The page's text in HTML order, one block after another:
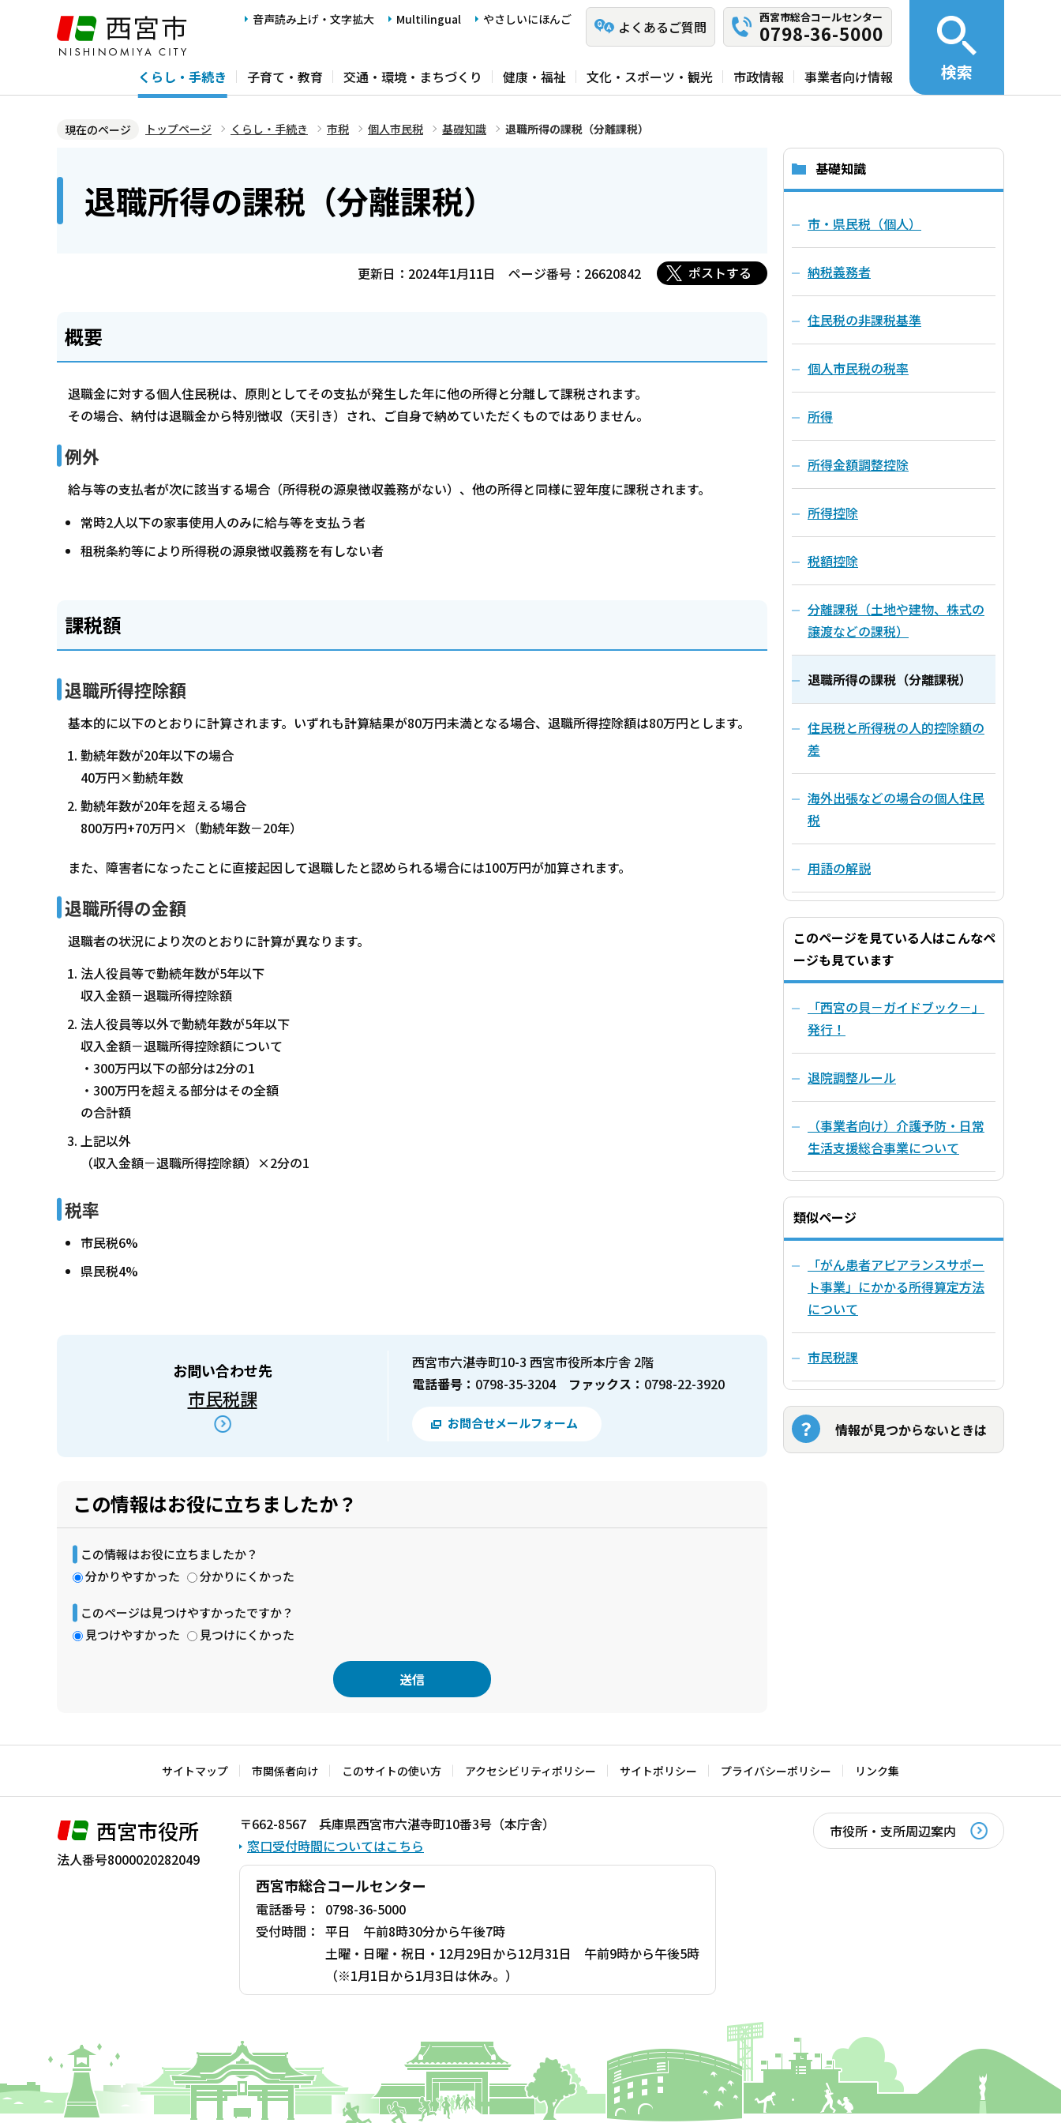
ジ
音声読み上げ・文字拡大 Multilingual やさしいにほんご よくあるご質問
西宮市総合コールセンター
0798-36-5000
くらし・手続き 子育て・教育 交通・環境・まちづくり 健康・福祉 文化・スポーツ・観光 市政情報 事業者向け情報 検索
現在のページ トップページ くらし・手続き 市税 個人市民税 基礎知識 退職所得の課税（分離課税）
退職所得の課税（分離課税）
更新日：2024年1月11日 ページ番号：26620842 ポストする
概要
退職金に対する個人住民税は、原則としてその支払が発生した年に他の所得と分離して課税されます。
その場合、納付は退職金から特別徴収（天引き）され、ご自身で納めていただくものではありません。
例外
給与等の支払者が次に該当する場合（所得税の源泉徴収義務がない）、他の所得と同様に翌年度に課税されます。
常時2人以下の家事使用人のみに給与等を支払う者
租税条約等により所得税の源泉徴収義務を有しない者
課税額
退職所得控除額
基本的に以下のとおりに計算されます。いずれも計算結果が80万円未満となる場合、退職所得控除額は80万円とします。
勤続年数が20年以下の場合
40万円×勤続年数
勤続年数が20年を超える場合
800万円+70万円×（勤続年数－20年）
また、障害者になったことに直接起因して退職したと認められる場合には100万円が加算されます。
退職所得の金額
退職者の状況により次のとおりに計算が異なります。
法人役員等で勤続年数が5年以下
収入金額－退職所得控除額
法人役員等以外で勤続年数が5年以下
収入金額－退職所得控除額について
・300万円以下の部分は2分の1
・300万円を超える部分はその全額
の合計額
上記以外
（収入金額－退職所得控除額）×2分の1
税率
市民税6%
県民税4%
お問い合わせ先
市民税課
西宮市六湛寺町10-3 西宮市役所本庁舎 2階
電話番号： 0798-35-3204 ファックス： 0798-22-3920
お問合せメールフォーム
この情報はお役に立ちましたか？
この情報はお役に立ちましたか？
分かりやすかった
分かりにくかった
このページは見つけやすかったですか？
見つけやすかった
見つけにくかった
文
で
基礎知識
市・県民税（個人）
納税義務者
住民税の非課税基準
個人市民税の税率
所得
所得金額調整控除
所得控除
税額控除
分離課税（土地や建物、株式の
譲渡などの課税）
退職所得の課税（分離課税）
住民税と所得税の人的控除額の
差
海外出張などの場合の個人住民
税
用語の解説
このページを見ている人はこんなペ
ージも見ています
「西宮の貝－ガイドブック－」
発行！
退院調整ルール
（事業者向け）介護予防・日常
生活支援総合事業について
類似ページ
「がん患者アピアランスサポー
ト事業」にかかる所得算定方法
について
市民税課
情報が見つからないときは
サイトマップ 市関係者向け このサイトの使い方 アクセシビリティポリシー サイトポリシー プライバシーポリシー リンク集
西宮市役所
法人番号8000020282049
〒662-8567 兵庫県西宮市六湛寺町10番3号（本庁舎）
窓口受付時間についてはこちら
西宮市総合コールセンター
電話番号：
0798-36-5000
受付時間： 平日 午前8時30分から午後7時
土曜・日曜・祝日・12月29日から12月31日 午前9時から午後5時
（※1月1日から1月3日は休み。）
市役所・支所周辺案内